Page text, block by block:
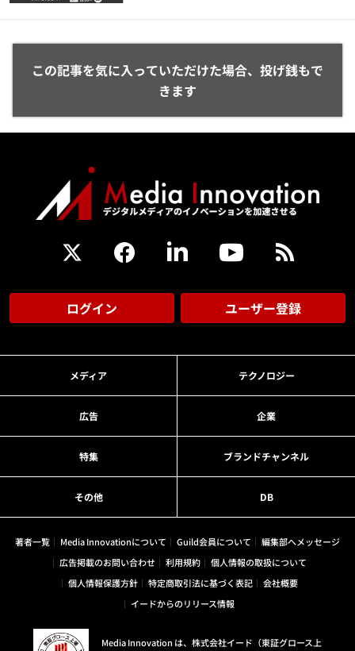
この記事を気に入っていただけた場合、投げ銭もで
きます
ログイン ユーザー登録
メディア テクノロジー
広告 企業
特集 ブランドチャンネル
その他 DB
著者一覧 Media Innovationについて Guild会員について
編集部へメッセージ
広告掲載のお問い合わせ
利用規約
個人情報の取扱について
個人情報保護方針
特定商取引法に基づく表記
会社概要
イードからのリリース情報
Media Innovation は、株式会社イード（東証グロース上